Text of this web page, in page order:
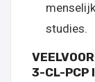
studies.
3-CL-PCP